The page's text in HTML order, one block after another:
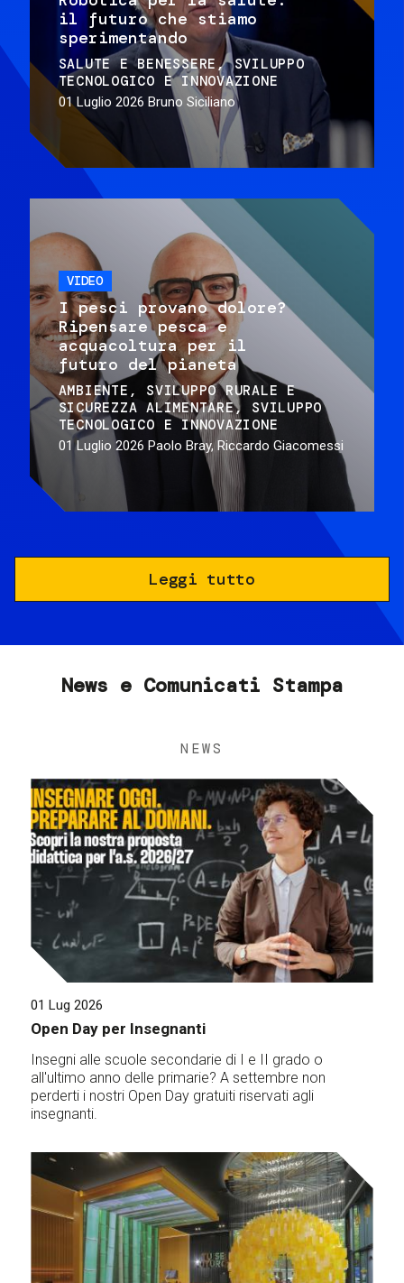
il futuro che stiamo
sperimentando
SALUTE E BENESSERE
SVILUPPO
TECNOLOGICO E INNOVAZIONE
01 Luglio 2026 Bruno Siciliano
VIDEO
I pesci provano dolore?
Ripensare pesca e
acquacoltura per il
futuro del pianeta
AMBIENTE
SVILUPPO RURALE E
SICUREZZA ALIMENTARE
SVILUPPO
TECNOLOGICO E INNOVAZIONE
01 Luglio 2026 Paolo Bray, Riccardo Giacomessi
Leggi tutto
News e Comunicati Stampa
NEWS
01 Lug 2026
Open Day per Insegnanti
Insegni alle scuole secondarie di I e II grado o
all'ultimo anno delle primarie? A settembre non
perderti i nostri Open Day gratuiti riservati agli
insegnanti.